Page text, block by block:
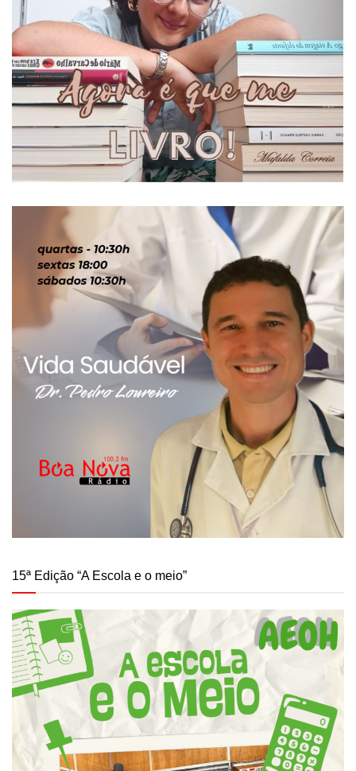
15ª Edição “A Escola e o meio”